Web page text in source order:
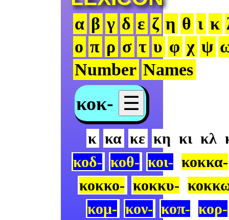
α β γ δ ε ζ η θ ι κ
ο π ρ σ τ υ φ χ ψ
Number Names
κοκ- ☰
κ κα κε κη κι κλ
κοδ- κοθ- κοι- κοκκα-
κοκκο- κοκκυ-
κομ- κον- κοπ- κορ-